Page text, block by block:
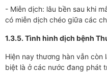
- Miễn dịch: lâu bền sau khi
có miễn dịch chéo giữa các
1.3.5. Tình hình dịch bệnh
Hiện nay th­­ương hàn vẫn còn
biệt là ở các nước đang phát